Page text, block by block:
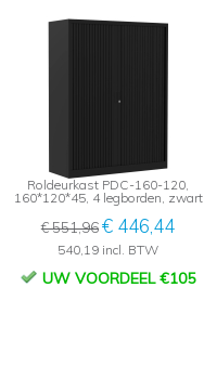
Roldeurkast PDC-160-120,
160*120*45, 4 legborden, zwart
€ 551,96€ 446,44
540,19 incl. BTW
UW VOORDEEL €105